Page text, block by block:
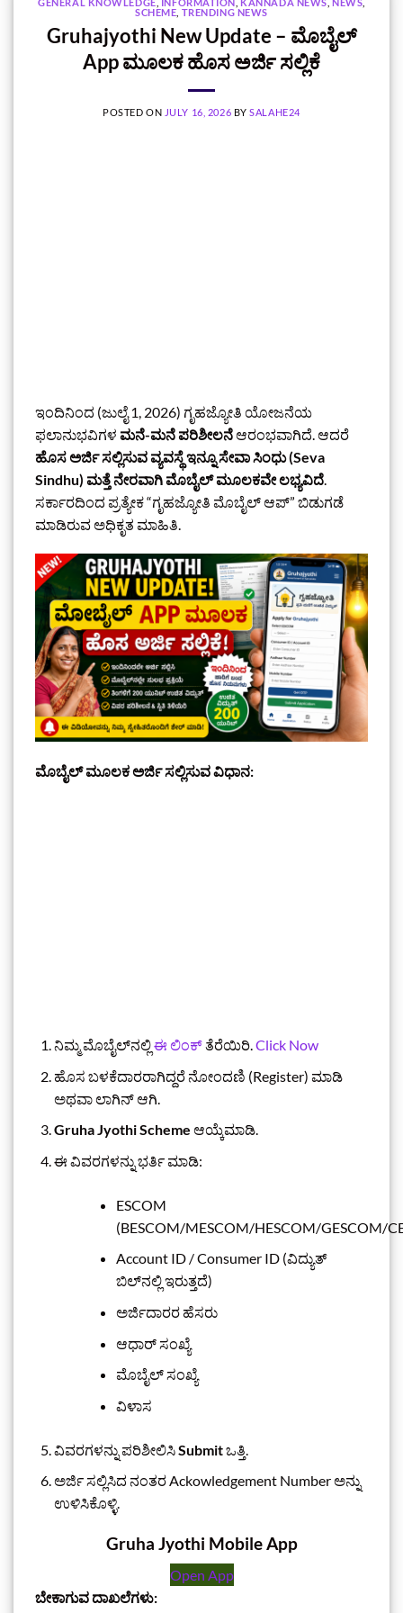
SCHEME TRENDING NEWS
Gruhajyothi New Update – ಮೊಬೈಲ್
App ಮೂಲಕ ಹೊಸ ಅರ್ಜಿ ಸಲ್ಲಿಕೆ
POSTED ON JULY 16, 2026 BYSALAHE24
ಇಂದಿನಿಂದ (ಜುಲೈ 1, 2026) ಗೃಹಜ್ಯೋತಿ ಯೋಜನೆಯ
ಫಲಾನುಭವಿಗಳ ಮನೆ-ಮನೆ ಪರಿಶೀಲನೆಆರಂಭವಾಗಿದೆ. ಆದರೆ
ಹೊಸ ಅರ್ಜಿ ಸಲ್ಲಿಸುವ ವ್ಯವಸ್ಥೆ ಇನ್ನೂ ಸೇವಾ ಸಿಂಧು (Seva
Sindhu) ಮತ್ತೆ ನೇರವಾಗಿ ಮೊಬೈಲ್ ಮೂಲಕವೇ ಲಭ್ಯವಿದೆ
ಸರ್ಕಾರದಿಂದ ಪ್ರತ್ಯೇಕ “ಗೃಹಜ್ಯೋತಿ ಮೊಬೈಲ್ ಆಪ್” ಬಿಡುಗಡೆ
ಮಾಡಿರುವ ಅಧಿಕೃತ ಮಾಹಿತಿ.
ಮೊಬೈಲ್ ಮೂಲಕ ಅರ್ಜಿ ಸಲ್ಲಿಸುವ ವಿಧಾನ:
ನಿಮ್ಮ ಮೊಬೈಲ್‌ನಲ್ಲಿಈ ಲಿಂಕ್ತೆರೆಯಿರಿ.Click Now
ಹೊಸ ಬಳಕೆದಾರರಾಗಿದ್ದರೆ ನೋಂದಣಿ (Register) ಮಾಡಿ
ಅಥವಾ ಲಾಗಿನ್ ಆಗಿ.
Gruha Jyothi Scheme ಆಯ್ಕೆಮಾಡಿ.
ಈ ವಿವರಗಳನ್ನು ಭರ್ತಿ ಮಾಡಿ:
ESCOM
(BESCOM/MESCOM/HESCOM/GESCOM/
Account ID / Consumer ID (ವಿದ್ಯುತ್
ಬಿಲ್‌ನಲ್ಲಿ ಇರುತ್ತದೆ)
ಅರ್ಜಿದಾರರ ಹೆಸರು
ಆಧಾರ್ ಸಂಖ್ಯೆ
ಮೊಬೈಲ್ ಸಂಖ್ಯೆ
ವಿಳಾಸ
ವಿವರಗಳನ್ನು ಪರಿಶೀಲಿಸಿSubmitಒತ್ತಿ.
ಅರ್ಜಿ ಸಲ್ಲಿಸಿದ ನಂತರ Ackowledgement Number ಅನ್ನು
ಉಳಿಸಿಕೊಳ್ಳಿ.
Gruha Jyothi Mobile App
Open App
ಬೇಕಾಗುವ ದಾಖಲೆಗಳು: